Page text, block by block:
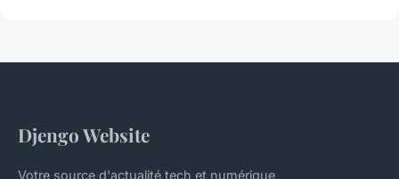
Djengo Website
Votre source d'actualité tech et numérique